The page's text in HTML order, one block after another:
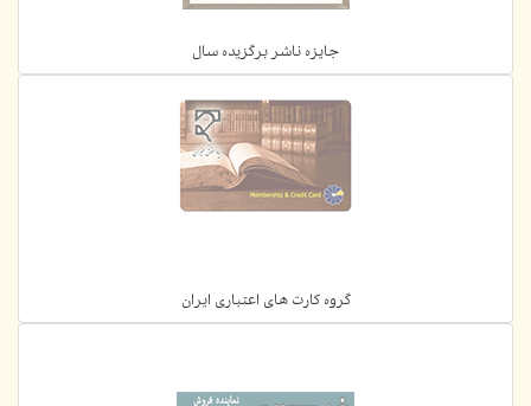
جایزه ناشر برگزیده سال
گروه کارت های اعتباری ایران